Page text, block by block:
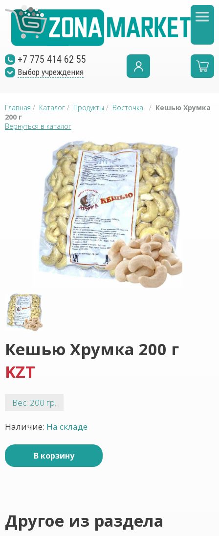
+7 775 414 62 55
Выбор учреждения
Главная / Каталог / Продукты / Восточка / Кешью Хрумка
200 г
Вернуться в каталог
Кешью Хрумка 200 г
KZT
Вес: 200 гр.
Наличие: На складе
В корзину
Другое из раздела